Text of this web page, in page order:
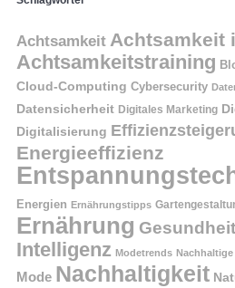
Achtsamkeit Achtsamkeit
Achtsamkeitstraining
Cloud-Computing Cybersecurity
Datensicherheit Digitales Marketing
Digitalisierung
Energieeffizienz
Energien Ernährungstipps
Ernährung Gesundheit
Intelligenz Modetrends
Mode Nachhaltigkeit